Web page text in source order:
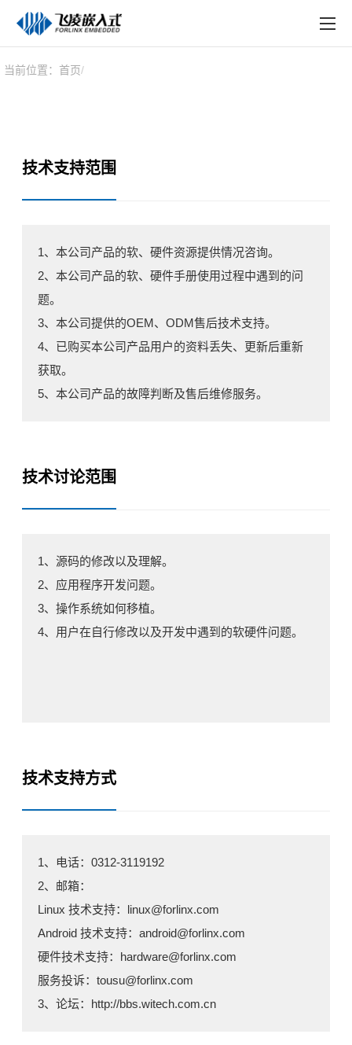
产品中心
在线文档
天猫商城
新闻中心
在线购买
当前位置： 首页
技术支持范围
1、本公司产品的软、硬件资源提供情况咨询。
2、本公司产品的软、硬件手册使用过程中遇到的问
题。
3、本公司提供的OEM、ODM售后技术支持。
4、已购买本公司产品用户的资料丢失、更新后重新
获取。
5、本公司产品的故障判断及售后维修服务。
技术讨论范围
1、源码的修改以及理解。
2、应用程序开发问题。
3、操作系统如何移植。
4、用户在自行修改以及开发中遇到的软硬件问题。
技术支持方式
1、电话：0312-3119192
2、邮箱：
Linux 技术支持：linux@forlinx.com
Android 技术支持：android@forlinx.com
硬件技术支持：hardware@forlinx.com
服务投诉：tousu@forlinx.com
3、论坛：http://bbs.witech.com.cn